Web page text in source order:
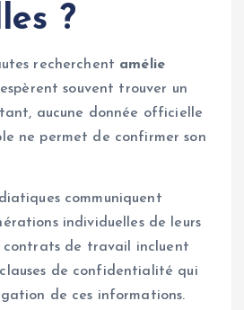
?
recherchent amélie
souvent trouver un
aucune donnée officielle
ne permet de confirmer son
communiquent
individuelles de leurs
contrats de travail incluent
de confidentialité qui
de ces informations.